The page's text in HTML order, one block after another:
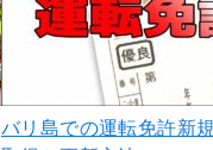
バリ島での運転免許新